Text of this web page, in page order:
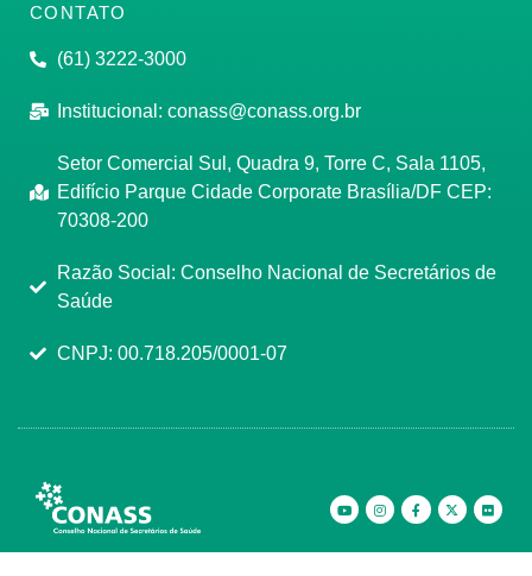
CONTATO
(61) 3222-3000
Institucional: conass@conass.org.br
Setor Comercial Sul, Quadra 9, Torre C, Sala 1105,
Edifício Parque Cidade Corporate Brasília/DF CEP:
70308-200
Razão Social: Conselho Nacional de Secretários de
Saúde
CNPJ: 00.718.205/0001-07